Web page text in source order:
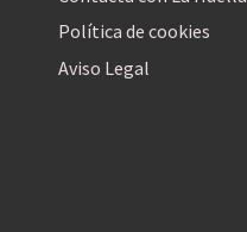
Política de cookies
Aviso Legal